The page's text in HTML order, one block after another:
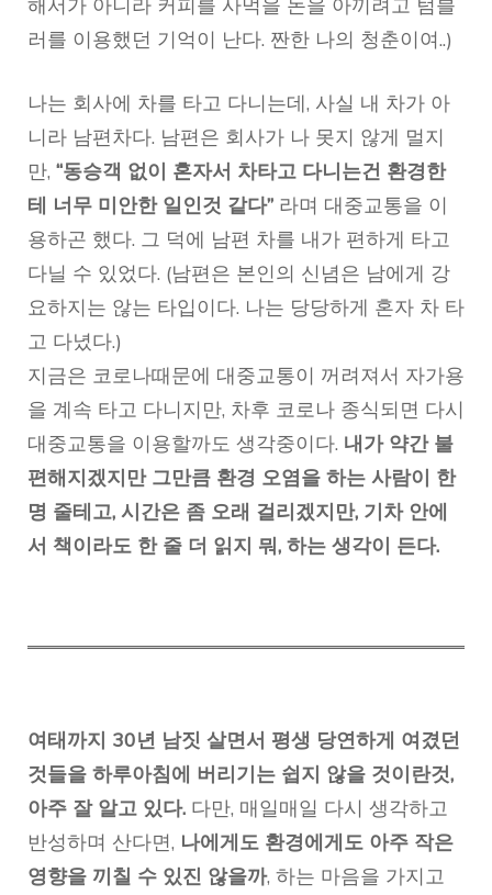
러를 이용했던 기억이 난다. 짠한 나의 청춘이여..)
나는 회사에 차를 타고 다니는데, 사실 내 차가 아
니라 남편차다. 남편은 회사가 나 못지 않게 멀지
만, “동승객 없이 혼자서 차타고 다니는건 환경한
테 너무 미안한 일인것 같다” 라며 대중교통을 이
용하곤 했다. 그 덕에 남편 차를 내가 편하게 타고
다닐 수 있었다. (남편은 본인의 신념은 남에게 강
요하지는 않는 타입이다. 나는 당당하게 혼자 차 타
고 다녔다.)
지금은 코로나때문에 대중교통이 꺼려져서 자가용
을 계속 타고 다니지만, 차후 코로나 종식되면 다시
대중교통을 이용할까도 생각중이다. 내가 약간 불
편해지겠지만 그만큼 환경 오염을 하는 사람이 한
명 줄테고, 시간은 좀 오래 걸리겠지만, 기차 안에
서 책이라도 한 줄 더 읽지 뭐, 하는 생각이 든다.
여태까지 30년 남짓 살면서 평생 당연하게 여겼던
것들을 하루아침에 버리기는 쉽지 않을 것이란것,
아주 잘 알고 있다. 다만, 매일매일 다시 생각하고
반성하며 산다면, 나에게도 환경에게도 아주 작은
영향을 끼칠 수 있진 않을까, 하는 마음을 가지고